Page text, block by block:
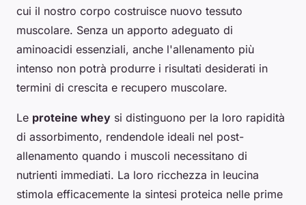
cui il nostro corpo costruisce nuovo tessuto
muscolare. Senza un apporto adeguato di
aminoacidi essenziali, anche l'allenamento più
intenso non potrà produrre i risultati desiderati in
termini di crescita e recupero muscolare.
Le proteine whey si distinguono per la loro rapidità
di assorbimento, rendendole ideali nel post-
allenamento quando i muscoli necessitano di
nutrienti immediati. La loro ricchezza in leucina
stimola efficacemente la sintesi proteica nelle prime